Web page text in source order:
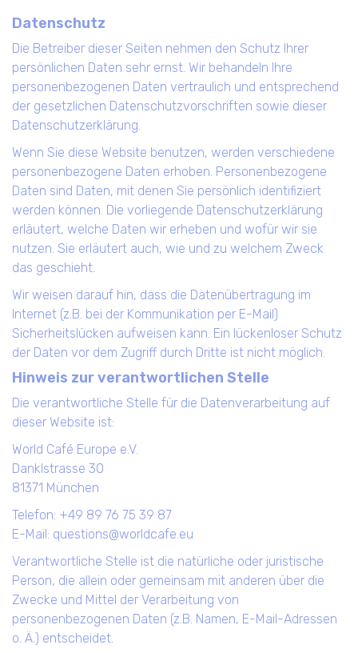
Datenschutz
Die Betreiber dieser Seiten nehmen den Schutz Ihrer
persönlichen Daten sehr ernst. Wir behandeln Ihre
personenbezogenen Daten vertraulich und entsprechend
der gesetzlichen Datenschutzvorschriften sowie dieser
Datenschutzerklärung.
Wenn Sie diese Website benutzen, werden verschiedene
personenbezogene Daten erhoben. Personenbezogene
Daten sind Daten, mit denen Sie persönlich identifiziert
werden können. Die vorliegende Datenschutzerklärung
erläutert, welche Daten wir erheben und wofür wir sie
nutzen. Sie erläutert auch, wie und zu welchem Zweck
das geschieht.
Wir weisen darauf hin, dass die Datenübertragung im
Internet (z.B. bei der Kommunikation per E-Mail)
Sicherheitslücken aufweisen kann. Ein lückenloser Schutz
der Daten vor dem Zugriff durch Dritte ist nicht möglich.
Hinweis zur verantwortlichen Stelle
Die verantwortliche Stelle für die Datenverarbeitung auf
dieser Website ist:
World Café Europe e.V.
Danklstrasse 30
81371 München
Telefon: +49 89 76 75 39 87
E-Mail: questions@worldcafe.eu
Verantwortliche Stelle ist die natürliche oder juristische
Person, die allein oder gemeinsam mit anderen über die
Zwecke und Mittel der Verarbeitung von
personenbezogenen Daten (z.B. Namen, E-Mail-Adressen
o. Ä.) entscheidet.